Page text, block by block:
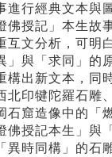
進行經典文本與
佛授記」本生故
互文分析，可明
」與「求同」的
構出新文本，同
北印犍陀羅石雕
石窟造像中的「
佛授記本生」與
異時同構」的石